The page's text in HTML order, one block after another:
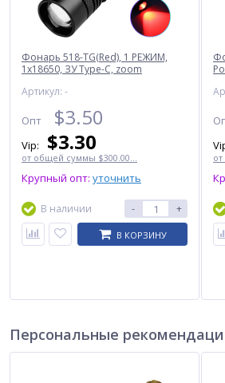
Фонарь 518-TG(Red), 1 РЕЖИМ,
1x18650, ЗУ Type-C, zoom
Артикул: -
Опт $3.50
Vip: $3.30
от общей суммы $300.00...
Крупный опт: уточнить
В наличии - +
В КОРЗИНУ
Персональные